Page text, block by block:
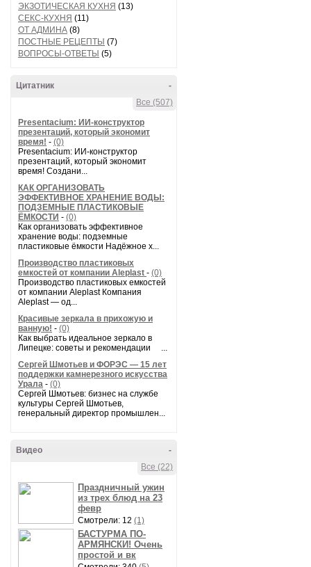
ЭКЗОТИЧЕСКАЯ КУХНЯ (13)
СЕКС-КУХНЯ (11)
ОТ АДМИНА (8)
ПОСТНЫЕ РЕЦЕПТЫ (7)
ВОПРОСЫ-ОТВЕТЫ (5)
-
Цитатник
Все (507)
Presentacium: ИИ‑конструктор
презентаций, который экономит
время! - (0)
Presentacium: ИИ‑конструктор
презентаций, который экономит
время! Создани...
КАК ОРГАНИЗОВАТЬ
ЭФФЕКТИВНОЕ ХРАНЕНИЕ ВОДЫ:
ПОДЗЕМНЫЕ ПЛАСТИКОВЫЕ
ЁМКОСТИ - (0)
Как организовать эффективное
хранение воды: подземные
пластиковые ёмкости Надёжное х...
Производство пластиковых
емкостей от компании Aleplast - (0)
Производство пластиковых емкостей
от компании Aleplast Компания
Aleplast — од...
Красивые зеркала в прихожую и
ванную! - (0)
Как выбрать идеальное зеркало в
Липецке: советы и рекомендации ...
Сергей Шмотьев и ФОРЭС — 15 лет
поддержки камнерезного искусства
Урала - (0)
Сергей Шмотьев: бизнес на службе
культуры Сергей Шмотьев,
генеральный директор промышлен...
-
Видео
Все (22)
Праздничный ужин
из трех блюд на 23
февр
Смотрели: 12 (1)
БАСТУРМА ПО-
АРМЯНСКИ! Очень
простой и вк